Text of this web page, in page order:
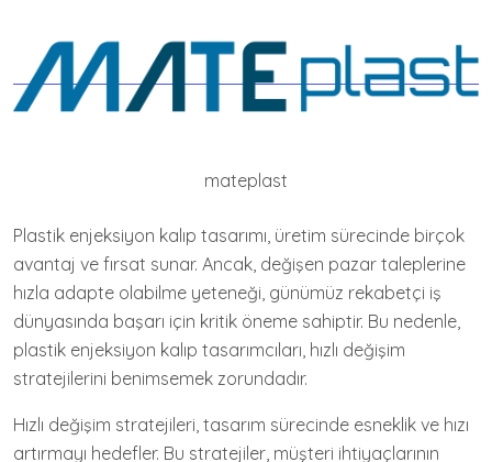
mateplast
Plastik enjeksiyon kalıp tasarımı, üretim sürecinde birçok
avantaj ve fırsat sunar. Ancak, değişen pazar taleplerine
hızla adapte olabilme yeteneği, günümüz rekabetçi iş
dünyasında başarı için kritik öneme sahiptir. Bu nedenle,
plastik enjeksiyon kalıp tasarımcıları, hızlı değişim
stratejilerini benimsemek zorundadır.
Hızlı değişim stratejileri, tasarım sürecinde esneklik ve hızı
artırmayı hedefler. Bu stratejiler, müşteri ihtiyaçlarının